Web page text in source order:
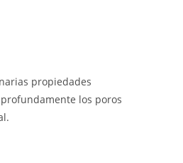
propiedades
los poros